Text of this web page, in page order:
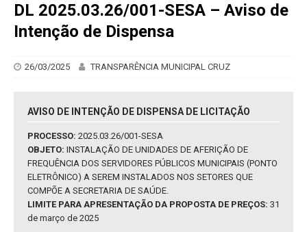
DL 2025.03.26/001-SESA – Aviso de
Intenção de Dispensa
26/03/2025 TRANSPARÊNCIA MUNICIPAL CRUZ
AVISO DE INTENÇÃO DE DISPENSA DE LICITAÇÃO
PROCESSO: 2025.03.26/001-SESA
OBJETO: INSTALAÇÃO DE UNIDADES DE AFERIÇÃO DE
FREQUÊNCIA DOS SERVIDORES PÚBLICOS MUNICIPAIS (PONTO
ELETRÔNICO) A SEREM INSTALADOS NOS SETORES QUE
COMPÕE A SECRETARIA DE SAÚDE.
LIMITE PARA APRESENTAÇÃO DA PROPOSTA DE PREÇOS: 31
de março de 2025